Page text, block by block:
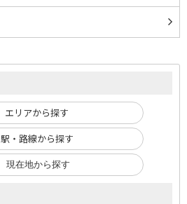
エリアから探す
駅・路線から探す
現在地から探す